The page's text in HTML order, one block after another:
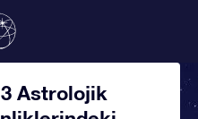
3 Astrolojik